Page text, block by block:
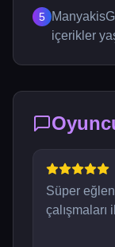
5
içerikler
Süper
çalışmaları